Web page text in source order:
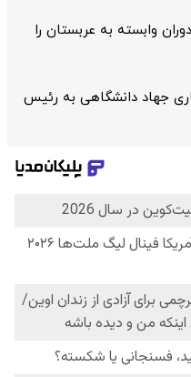
وابسته به عربستان را
جهاد دانشگاهی به رئیس‌